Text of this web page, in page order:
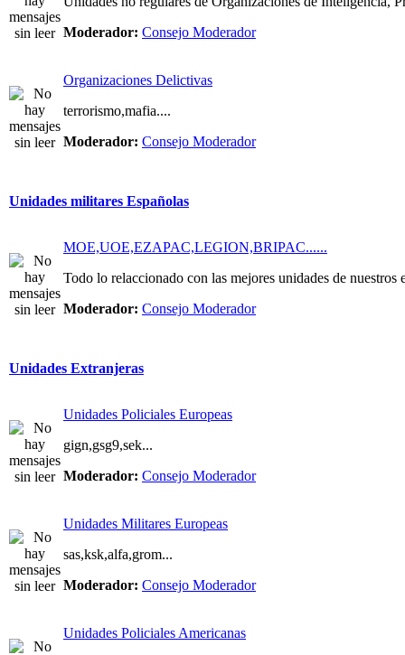
Moderador: Consejo Moderador
Organizaciones Delictivas
terrorismo,mafia....
Moderador: Consejo Moderador
Unidades militares Españolas
MOE,UOE,EZAPAC,LEGION,BRIPAC......
Todo lo relaccionado con las mejores unidades de nuestros
Moderador: Consejo Moderador
Unidades Extranjeras
Unidades Policiales Europeas
gign,gsg9,sek...
Moderador: Consejo Moderador
Unidades Militares Europeas
sas,ksk,alfa,grom...
Moderador: Consejo Moderador
Unidades Policiales Americanas